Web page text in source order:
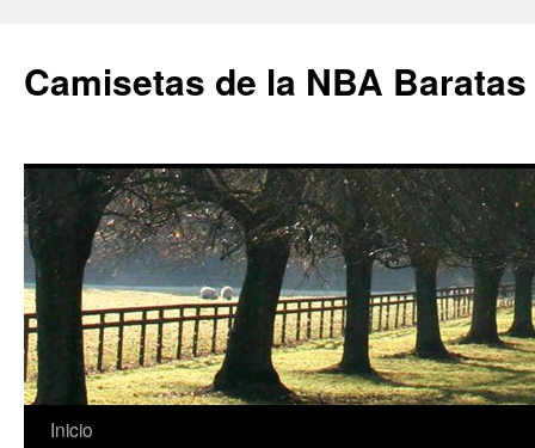
Camisetas de la NBA
Saltar
Inicio